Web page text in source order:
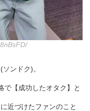
ンドク)。
で【成功したオタク】と
近づけたファンのこと